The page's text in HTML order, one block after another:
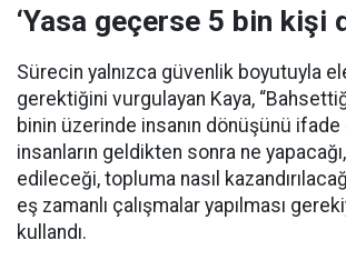
‘Yasa geçerse 5 bin kişi
Sürecin yalnızca güvenlik boyutuyla
gerektiğini vurgulayan Kaya,
binin üzerinde insanın dönüşünü ifade
insanların geldikten sonra ne
edileceği, topluma nasıl
eş zamanlı çalışmalar yapılması
kullandı.